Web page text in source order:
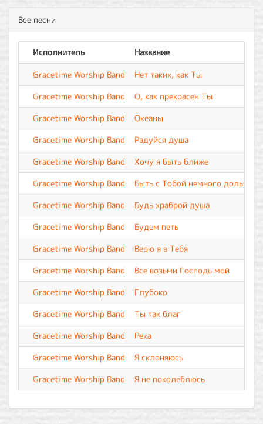
Все песни
Исполнитель
Название
Gracetime Worship Band
Нет таких, как Ты
Gracetime Worship Band
О, как прекрасен Ты
Gracetime Worship Band
Океаны
Gracetime Worship Band
Радуйся душа
Gracetime Worship Band
Хочу я быть ближе
Gracetime Worship Band
Быть с Тобой немного дольше
Gracetime Worship Band
Будь храброй душа
Gracetime Worship Band
Будем петь
Gracetime Worship Band
Верю я в Тебя
Gracetime Worship Band
Все возьми Господь мой
Gracetime Worship Band
Глубоко
Gracetime Worship Band
Ты так благ
Gracetime Worship Band
Река
Gracetime Worship Band
Я склоняюсь
Gracetime Worship Band
Я не поколеблюсь